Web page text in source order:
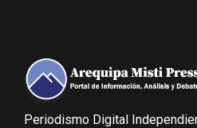
Periodismo Digital